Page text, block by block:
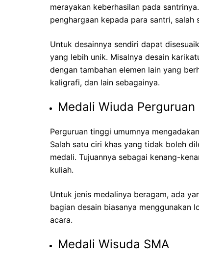
merayakan keberhasilan pada
penghargaan kepada para santri,
Untuk desainnya sendiri dapat
yang lebih unik. Misalnya desain
dengan tambahan elemen lain yang
kaligrafi, dan lain sebagainya.
Medali Wiuda Perguruan
Perguruan tinggi umumnya
Salah satu ciri khas yang tidak boleh
medali. Tujuannya sebagai kenang-
kuliah.
Untuk jenis medalinya beragam, ada
bagian desain biasanya menggunakan
acara.
Medali Wisuda SMA